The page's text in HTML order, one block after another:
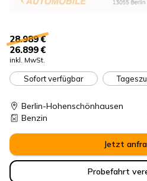
28.989 €
26.899 €
inkl. MwSt.
Sofort verfügbar
Berlin-Hohenschönhausen
Benzin
Jetzt
Probefahrt